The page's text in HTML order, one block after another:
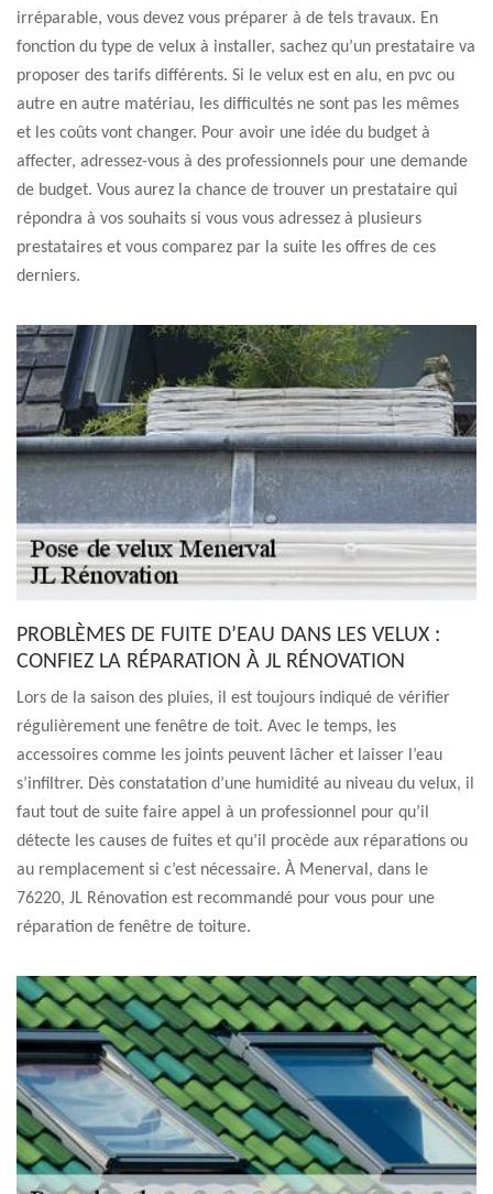
irréparable, vous devez vous préparer à de tels travaux. En
fonction du type de velux à installer, sachez qu’un prestataire va
proposer des tarifs différents. Si le velux est en alu, en pvc ou
autre en autre matériau, les difficultés ne sont pas les mêmes
et les coûts vont changer. Pour avoir une idée du budget à
affecter, adressez-vous à des professionnels pour une demande
de budget. Vous aurez la chance de trouver un prestataire qui
répondra à vos souhaits si vous vous adressez à plusieurs
prestataires et vous comparez par la suite les offres de ces
derniers.
PROBLÈMES DE FUITE D’EAU DANS LES VELUX :
CONFIEZ LA RÉPARATION À JL RÉNOVATION
Lors de la saison des pluies, il est toujours indiqué de vérifier
régulièrement une fenêtre de toit. Avec le temps, les
accessoires comme les joints peuvent lâcher et laisser l’eau
s’infiltrer. Dès constatation d’une humidité au niveau du velux, il
faut tout de suite faire appel à un professionnel pour qu’il
détecte les causes de fuites et qu’il procède aux réparations ou
au remplacement si c’est nécessaire. À Menerval, dans le
76220, JL Rénovation est recommandé pour vous pour une
réparation de fenêtre de toiture.